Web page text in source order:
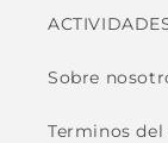
Sobre
Terminos